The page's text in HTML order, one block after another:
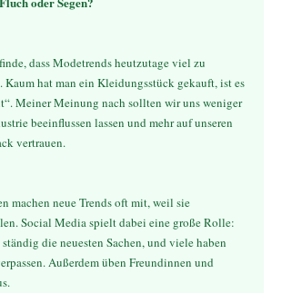
hat man ein Kleidungsstück gekauft, ist es
Meiner Meinung nach sollten wir uns weniger
beeinflussen lassen und mehr auf unseren
vertrauen.
Social Media spielt dabei eine große Rolle:
die neuesten Sachen, und viele haben
Außerdem üben Freundinnen und